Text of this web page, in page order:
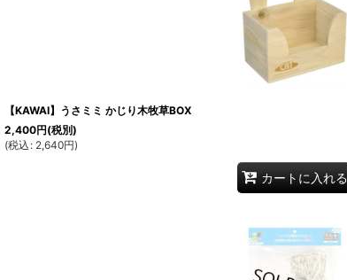
【KAWAI】うさミミ かじり木牧草BOX
2,400円(税別)
(税込 : 2,640円)
カートに入れる